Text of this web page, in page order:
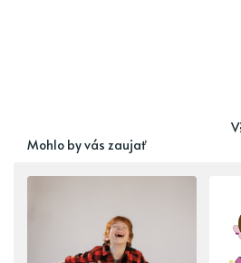
Mohlo by vás zaujať